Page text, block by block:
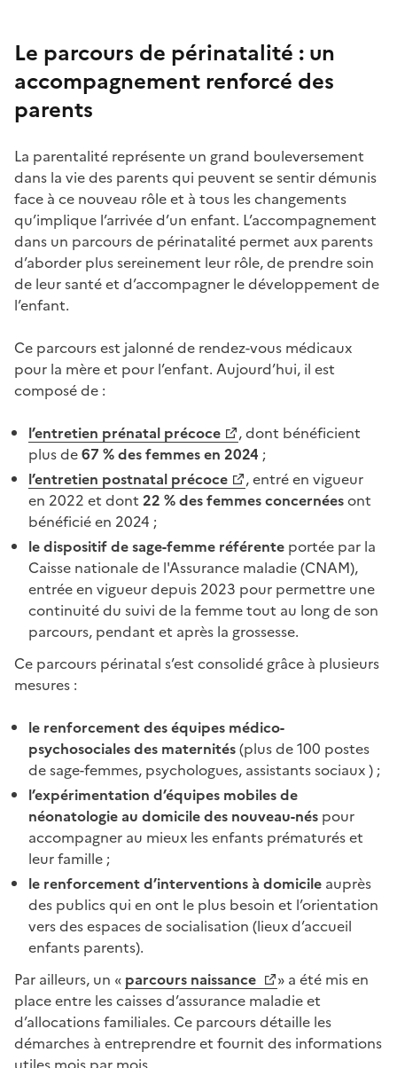
Le parcours de périnatalité :un
accompagnement renforcé des
parents
La parentalité représente un grand bouleversement
dans la vie des parents qui peuvent se sentir démunis
face à ce nouveau rôle et à tous les changements
qu’implique l’arrivée d’un enfant. L’accompagnement
dans un parcours de périnatalité permet aux parents
d’aborder plus sereinement leur rôle, de prendre soin
de leur santé et d’accompagner le développement de
l’enfant.
Ce parcours est jalonné de rendez-vous médicaux
pour la mère et pour l’enfant. Aujourd’hui, il est
composé de :
l’entretien prénatal précoce
, dont bénéficient
plus de67 % des femmes en 2024 ;
l’entretien postnatal précoce
, entré en vigueur
en 2022 et dont 22 % des femmes concernéesont
bénéficié en 2024 ;
le dispositif de sage-femme référente portée par la
Caisse nationale de l'Assurance maladie (CNAM),
entrée en vigueur depuis 2023 pour permettre une
continuité du suivi de la femme tout au long de son
parcours, pendant et après la grossesse.
Ce parcours périnatal s’est consolidé grâce à plusieurs
mesures :
le renforcement des équipes médico-
psychosociales des maternités(plus de 100 postes
de sage-femmes, psychologues, assistants sociaux ) ;
l’expérimentation d’équipes mobiles de
néonatologie au domicile des nouveau-nés pour
accompagner au mieux les enfants prématurés et
leur famille ;
le renforcement d’interventions à domicile auprès
des publics qui en ont le plus besoin et l’orientation
vers des espaces de socialisation (lieux d’accueil
enfants parents).
Par ailleurs, un « parcours naissance
» a été mis en
place entre les caisses d’assurance maladie et
d’allocations familiales. Ce parcours détaille les
démarches à entreprendre et fournit des informations